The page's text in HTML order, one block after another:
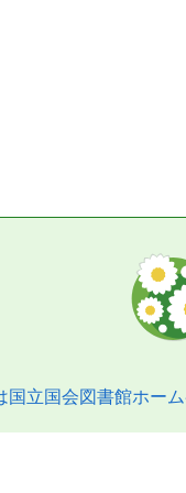
国立国会図書館ホー